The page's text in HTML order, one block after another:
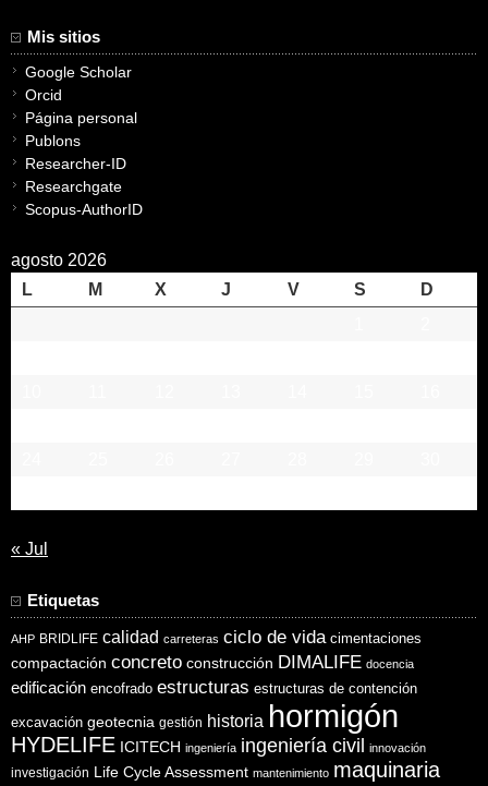
Mis sitios
Google Scholar
Orcid
Página personal
Publons
Researcher-ID
Researchgate
Scopus-AuthorID
agosto 2026
L
M X J V S
D
« Jul
Etiquetas
AHP BRIDLIFE calidad carreteras ciclo de vida cimentaciones
compactación concreto construcción DIMALIFE docencia
edificación encofrado estructuras estructuras de contención
excavación geotecnia gestión historia hormigón
HYDELIFE ICITECH ingeniería ingeniería civil innovación
investigación Life Cycle Assessment mantenimiento maquinaria